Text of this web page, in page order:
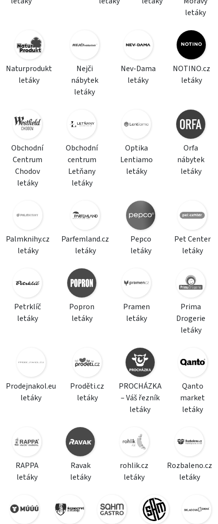
letáky
Naturprodukt
letáky
Nejči
nábytek
letáky
Nev-Dama
letáky
NOTINO.cz
letáky
Obchodní
Centrum
Chodov
letáky
Obchodní
centrum
Letňany
letáky
Optika
Lentiamo
letáky
Orfa
nábytek
letáky
Palmknihy.cz
letáky
Parfemland.cz
letáky
Pepco
letáky
Pet Center
letáky
Petrklíč
letáky
Popron
letáky
Pramen
letáky
Prima
Drogerie
letáky
Prodejnakol.eu
letáky
Proděti.cz
letáky
PROCHÁZKA
– Váš řezník
letáky
Qanto
market
letáky
RAPPA
letáky
Ravak
letáky
rohlik.cz
letáky
Rozbaleno.cz
letáky